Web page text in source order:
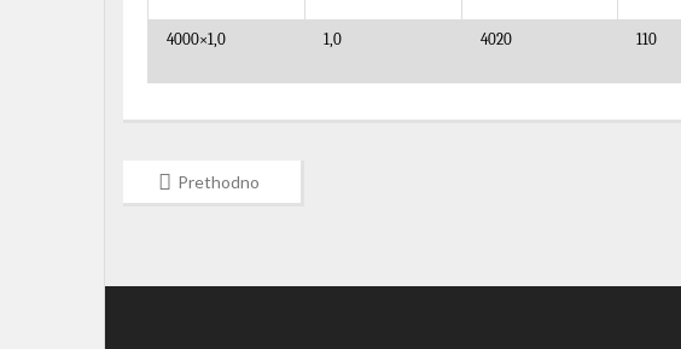
4000×1,0 1,0 4020 110
Prethodno